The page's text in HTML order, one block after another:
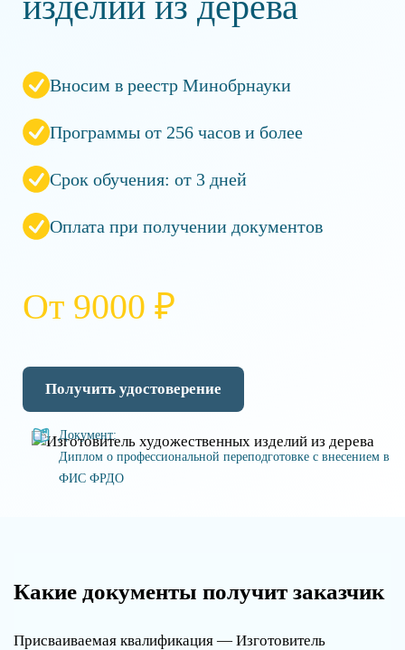
Вносим в реестр Минобрнауки
Программы от 256 часов и более
Срок обучения: от 3 дней
Оплата при получении документов
От 9000 ₽
Получить удостоверение
Документ:
Диплом о профессиональной переподготовке с внесением в
ФИС ФРДО
Какие документы получит заказчик
Присваиваемая квалификация — Изготовитель